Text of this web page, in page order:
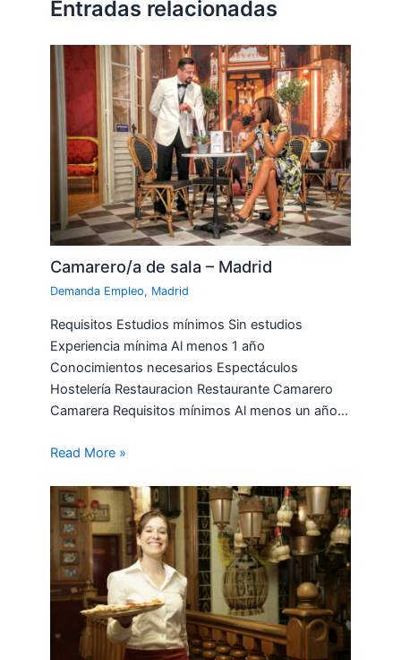
Entradas relacionadas
Camarero/a de sala – Madrid
Demanda Empleo, Madrid
Requisitos Estudios mínimos Sin estudios
Experiencia mínima Al menos 1 año
Conocimientos necesarios Espectáculos
Hostelería Restauracion Restaurante Camarero
Camarera Requisitos mínimos Al menos un año…
Read More »